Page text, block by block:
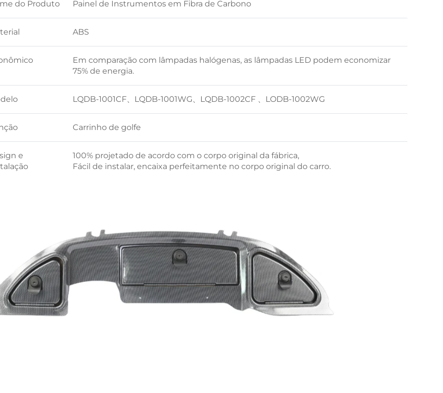
do Produto Painel de Instrumentos em Fibra de Carbono
ABS
Em comparação com lâmpadas halógenas, as lâmpadas LED podem economizar
75% de energia.
LQDB-1001CF、LQDB-1001WG、LQDB-1002CF 、LODB-1002WG
Carrinho de golfe
e
100% projetado de acordo com o corpo original da fábrica,
Fácil de instalar, encaixa perfeitamente no corpo original do carro.